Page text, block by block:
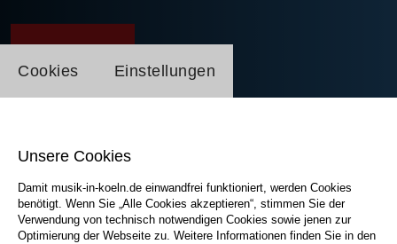
Einstellung Cookienbanner
Cookies Einstellungen
Unsere Cookies
Damit musik-in-koeln.de einwandfrei funktioniert, werden Cookies
benötigt. Wenn Sie „Alle Cookies akzeptieren“, stimmen Sie der
Verwendung von technisch notwendigen Cookies sowie jenen zur
Optimierung der Webseite zu. Weitere Informationen finden Sie in den